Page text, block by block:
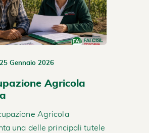
25 Gennaio 2026
Agricola
Agricola
una delle principali tutele